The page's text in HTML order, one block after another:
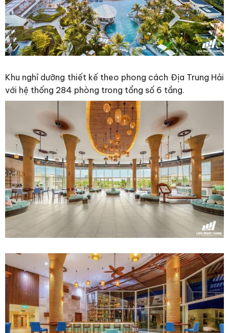
Khu nghỉ dưỡng thiết kế theo phong cách Địa Trung Hải
với hệ thống 284 phòng trong tổng số 6 tầng.